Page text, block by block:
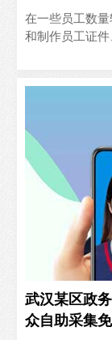
在一些员工数
和制作员工证
武汉某区政
众自助采集